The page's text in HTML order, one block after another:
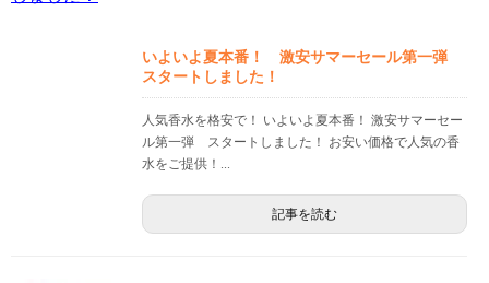
いよいよ夏本番！ 激安サマーセール第一弾
スタートしました！
人気香水を格安で！ いよいよ夏本番！ 激安サマーセー
ル第一弾 スタートしました！ お安い価格で人気の香
水をご提供！...
記事を読む